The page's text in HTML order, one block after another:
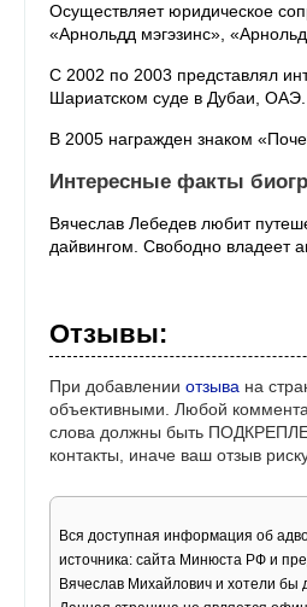
Осуществляет юридическое
«Арнольдд мэгэзинс»,
С 2002 по 2003 представлял
Шариатском суде в Дубаи, ОАЭ.
В 2005 награжден знаком
Интересные факты
Вячеслав Лебедев любит
дайвингом. Свободно владеет
Отзывы:
При добавлении отзыва на
объективными. Любой
слова должны быть
контакты, иначе ваш отзыв
Вся доступная информация об
источника: сайта Минюста РФ и
Вячеслав Михайлович и хотели